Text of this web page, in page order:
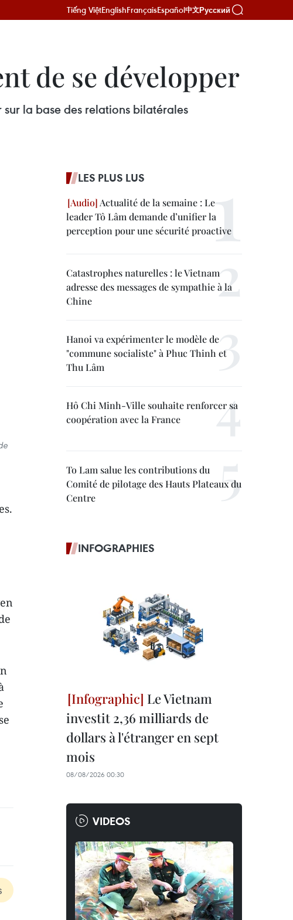
Tiếng ViệtEnglishFrançaisEspañol中文Русский
de se développer
la base des relations bilatérales
LES PLUS LUS
Actualité de la semaine : Le
leader Tô Lâm demande d’unifier la
perception pour une sécurité proactive
Catastrophes naturelles : le Vietnam
adresse des messages de sympathie à la
Chine
Hanoi va expérimenter le modèle de
"commune socialiste" à Phuc Thinh et
Thu Lâm
Hô Chi Minh-Ville souhaite renforcer sa
coopération avec la France
To Lam salue les contributions du
Comité de pilotage des Hauts Plateaux du
Centre
INFOGRAPHIES
Le Vietnam
investit 2,36 milliards de
dollars à l'étranger en sept
mois
08/08/2026 00:30
VIDEOS